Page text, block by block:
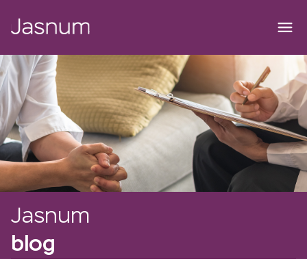
Jasnum
blog